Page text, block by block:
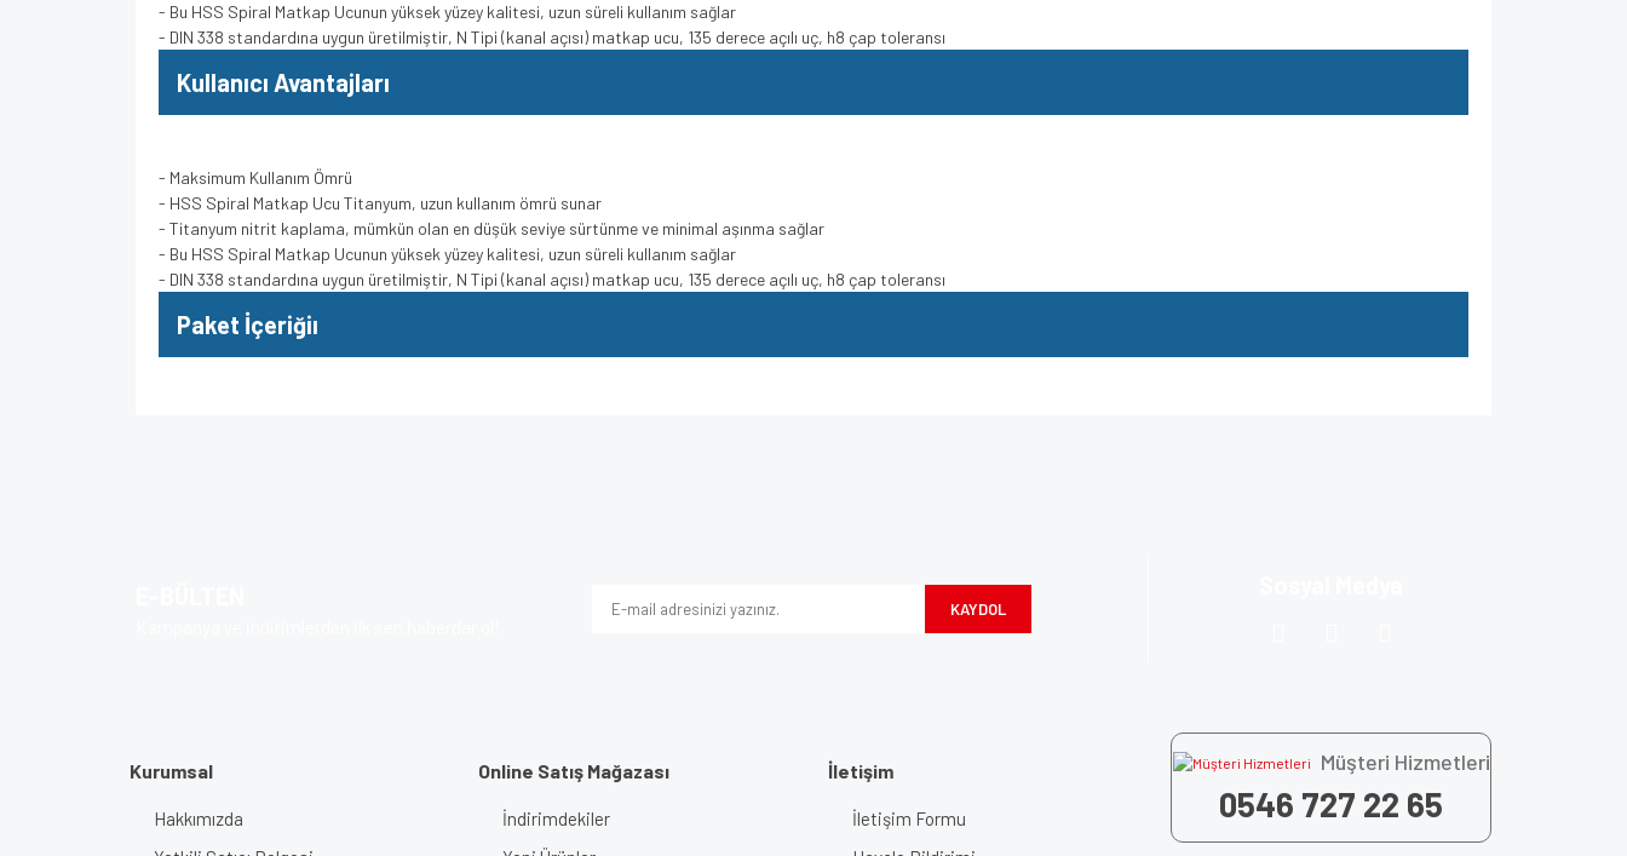
- Bu HSS Spiral Matkap Ucunun yüksek yüzey kalitesi, uzun süreli kullanım sağlar
- DIN 338 standardına uygun üretilmiştir, N Tipi (kanal açısı) matkap ucu, 135 derece açılı uç, h8 çap toleransı
Kullanıcı Avantajları
- Maksimum Kullanım Ömrü
- HSS Spiral Matkap Ucu Titanyum, uzun kullanım ömrü sunar
- Titanyum nitrit kaplama, mümkün olan en düşük seviye sürtünme ve minimal aşınma sağlar
- Bu HSS Spiral Matkap Ucunun yüksek yüzey kalitesi, uzun süreli kullanım sağlar
- DIN 338 standardına uygun üretilmiştir, N Tipi (kanal açısı) matkap ucu, 135 derece açılı uç, h8 çap toleransı
Paket İçeriğiı
KAYDOL
Kurumsal
Hakkımızda
Online Satış Mağazası
İndirimdekiler
İletişim
İletişim Formu
Müşteri Hizmetleri
0546 727 22 65